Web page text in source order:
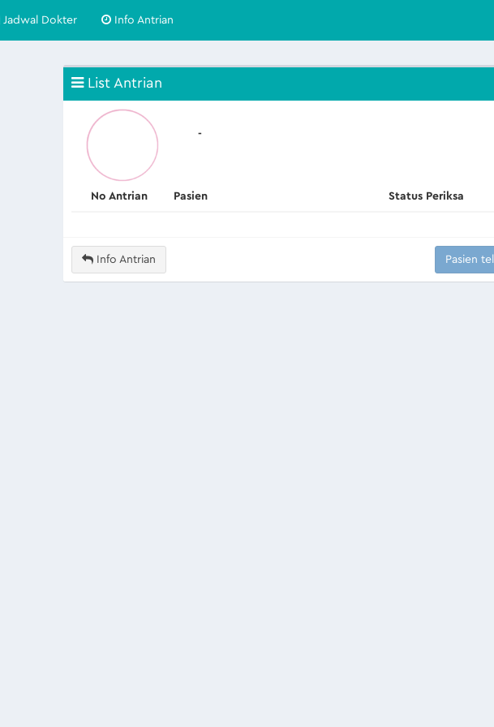
Jadwal Dokter Info Antrian
List Antrian
-
No Antrian Pasien Status Periksa
Info Antrian Pasien